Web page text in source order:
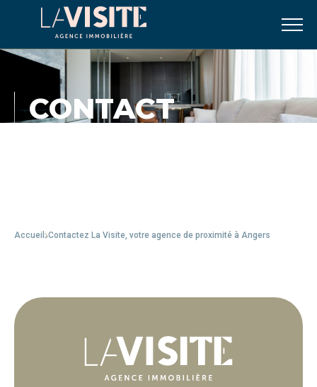
CONTACT
Accueil -Contactez La Visite, votre agence de proximité à Angers